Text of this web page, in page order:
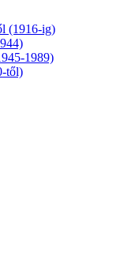
(1916-ig)
1989)
től)